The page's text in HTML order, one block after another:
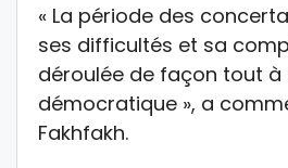
« La période des
ses difficultés et sa
déroulée de façon tout à
démocratique », a
Fakhfakh.